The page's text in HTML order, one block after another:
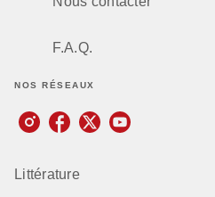
F.A.Q.
NOS RÉSEAUX
Littérature